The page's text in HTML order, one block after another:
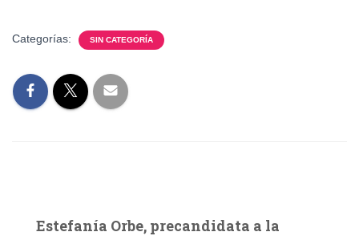
Categorías: SIN CATEGORÍA
Estefanía Orbe, precandidata a la